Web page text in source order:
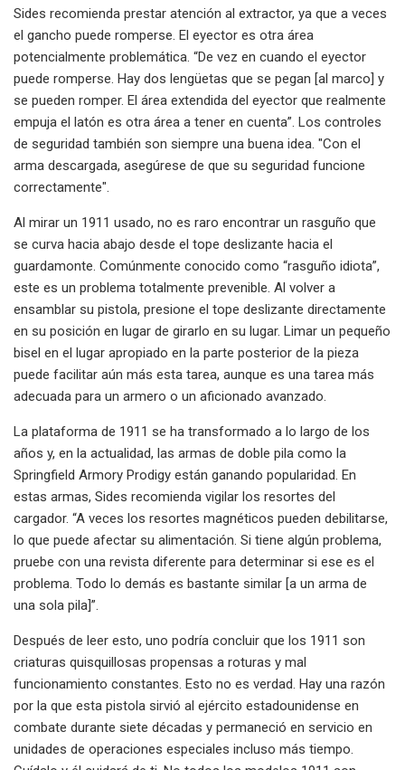
Sides recomienda prestar atención al extractor, ya que a veces
el gancho puede romperse. El eyector es otra área
potencialmente problemática. “De vez en cuando el eyector
puede romperse. Hay dos lengüetas que se pegan [al marco] y
se pueden romper. El área extendida del eyector que realmente
empuja el latón es otra área a tener en cuenta”. Los controles
de seguridad también son siempre una buena idea. "Con el
arma descargada, asegúrese de que su seguridad funcione
correctamente".
Al mirar un 1911 usado, no es raro encontrar un rasguño que
se curva hacia abajo desde el tope deslizante hacia el
guardamonte. Comúnmente conocido como “rasguño idiota”,
este es un problema totalmente prevenible. Al volver a
ensamblar su pistola, presione el tope deslizante directamente
en su posición en lugar de girarlo en su lugar. Limar un pequeño
bisel en el lugar apropiado en la parte posterior de la pieza
puede facilitar aún más esta tarea, aunque es una tarea más
adecuada para un armero o un aficionado avanzado.
La plataforma de 1911 se ha transformado a lo largo de los
años y, en la actualidad, las armas de doble pila como la
Springfield Armory Prodigy están ganando popularidad. En
estas armas, Sides recomienda vigilar los resortes del
cargador. “A veces los resortes magnéticos pueden debilitarse,
lo que puede afectar su alimentación. Si tiene algún problema,
pruebe con una revista diferente para determinar si ese es el
problema. Todo lo demás es bastante similar [a un arma de
una sola pila]”.
Después de leer esto, uno podría concluir que los 1911 son
criaturas quisquillosas propensas a roturas y mal
funcionamiento constantes. Esto no es verdad. Hay una razón
por la que esta pistola sirvió al ejército estadounidense en
combate durante siete décadas y permaneció en servicio en
unidades de operaciones especiales incluso más tiempo.